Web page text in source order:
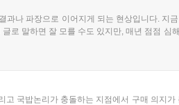
나 파장으로 이어지게 되는 현상입니다. 지
로 말하면 잘 모를 수도 있지만, 매년 점점 심
국밥논리가 충돌하는 지점에서 구매 의지